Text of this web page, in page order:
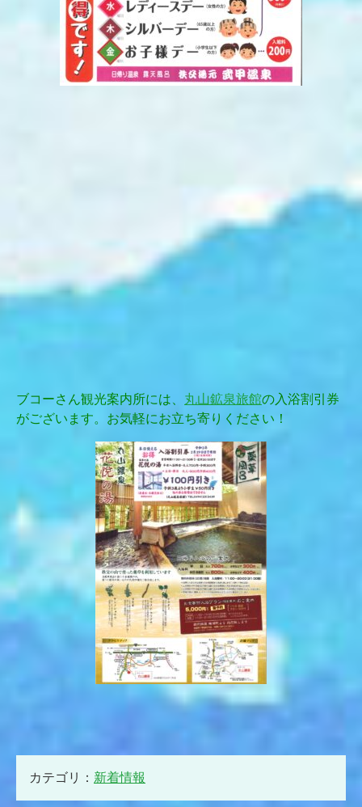
ブコーさん観光案内所には、 丸山鉱泉旅館の入浴割引券
がございます。お気軽にお立ち寄りください！
カテゴリ： 新着情報